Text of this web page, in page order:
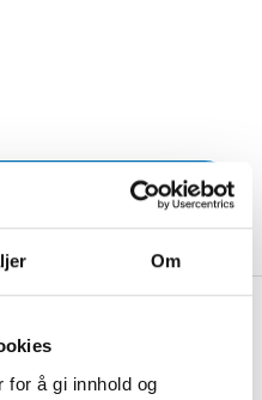
Om
for å gi innhold og